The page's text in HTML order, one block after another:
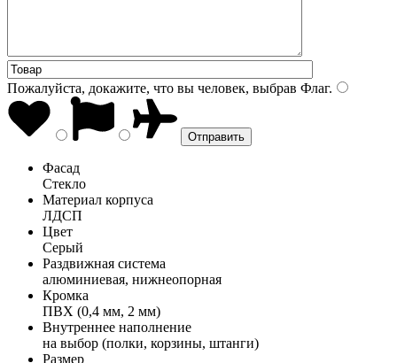
Пожалуйста, докажите, что вы человек, выбрав Флаг.
Фасад
Стекло
Материал корпуса
ЛДСП
Цвет
Серый
Раздвижная система
алюминиевая, нижнеопорная
Кромка
ПВХ (0,4 мм, 2 мм)
Внутреннее наполнение
на выбор (полки, корзины, штанги)
Размер